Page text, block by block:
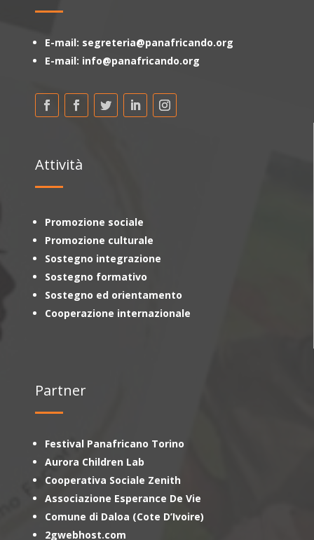
E-mail: segreteria@panafricando.org
E-mail: info@panafricando.org
Attività
Promozione sociale
Promozione culturale
Sostegno integrazione
Sostegno formativo
Sostegno ed orientamento
Cooperazione internazionale
Partner
Festival Panafricano Torino
Aurora Children Lab
Cooperativa Sociale Zenith
Associazione Esperance De Vie
Comune di Daloa (Cote D’Ivoire)
2gwebhost.com